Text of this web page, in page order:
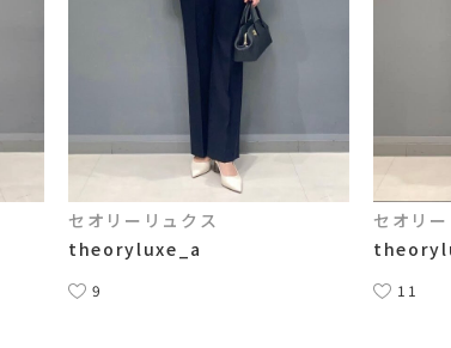
セオリーリュクス
theoryluxe_a
9
セオリ
11